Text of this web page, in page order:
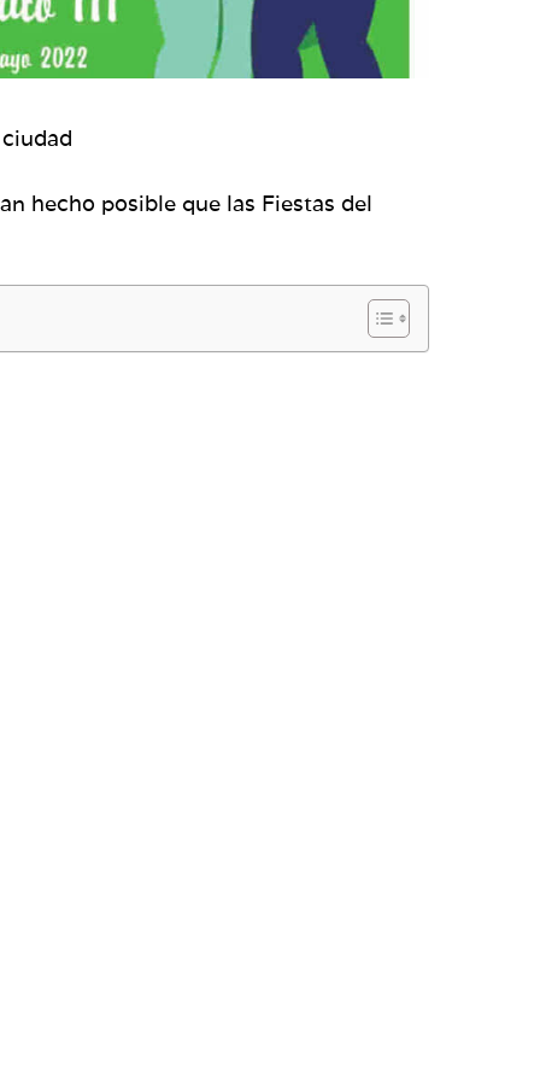
hecho posible que las Fiestas del